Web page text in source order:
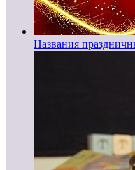
Названия